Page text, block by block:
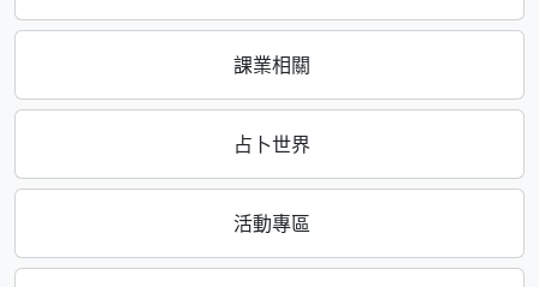
課業相關
占卜世界
活動專區